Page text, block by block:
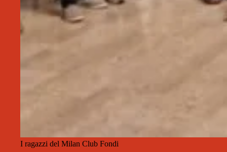
I ragazzi del Milan Club Fondi